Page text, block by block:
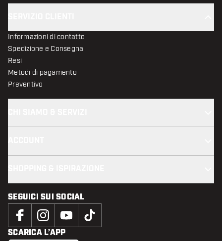
Informazioni di contatto
Spedizione e Consegna
Resi
Metodi di pagamento
Preventivo
SEGUICI SUI SOCIAL
SCARICA L’APP